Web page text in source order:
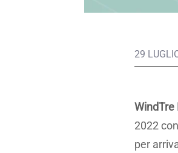
29
WindTre
2022
per